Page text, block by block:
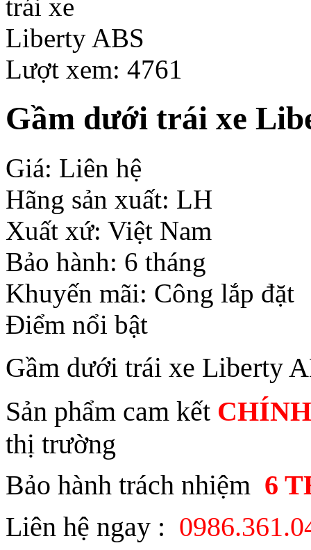
Lượt xem: 4761
Gầm dưới trái xe
Giá: Liên hệ
Hãng sản xuất: LH
Xuất xứ: Việt Nam
Bảo hành: 6 tháng
Khuyến mãi: Công lắp đặt
Điểm nổi bật
Gầm dưới trái xe Liberty
Sản phẩm cam kết
thị trường
Bảo hành trách nhiệm 6
Liên hệ ngay :